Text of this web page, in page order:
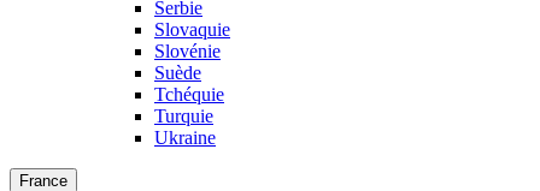
Serbie
Slovaquie
Slovénie
Suède
Tchéquie
Turquie
Ukraine
France